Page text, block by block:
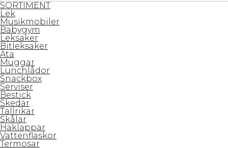
SORTIMENT
Lek
Musikmobiler
Babygym
Leksaker
Bitleksaker
Äta
Muggar
Lunchlådor
Snackbox
Serviser
Bestick
Skedar
Tallrikar
Skålar
Haklappar
Vattenflaskor
Termosar